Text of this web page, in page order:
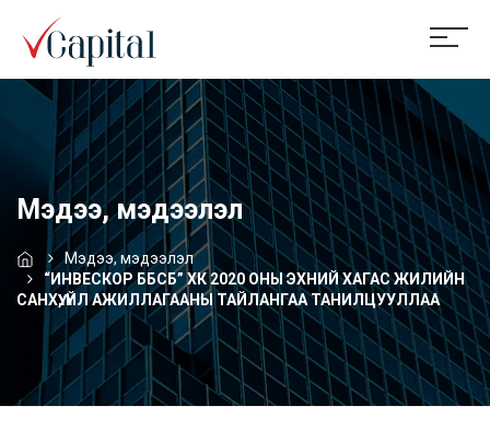
Мэдээ, мэдээлэл
Мэдээ, мэдээлэл
“ИНВЕСКОР ББСБ” ХК 2020 ОНЫ ЭХНИЙ ХАГАС ЖИЛИЙН
САНХҮҮ, ҮЙЛ АЖИЛЛАГААНЫ ТАЙЛАНГАА ТАНИЛЦУУЛЛАА